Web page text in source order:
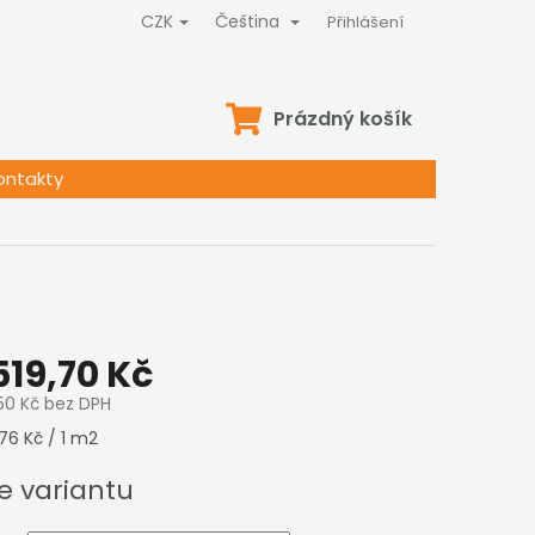
CZK Čeština Přihlášení
NÁKUPNÍ
Prázdný košík
Kč
Kčbez DPH
Kč / 1 m2
variantu